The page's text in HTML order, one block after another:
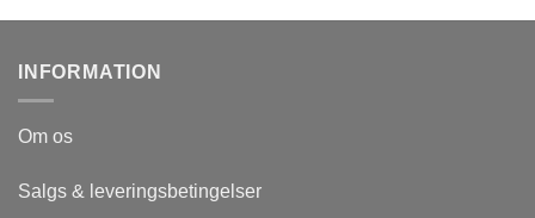
INFORMATION
Om os
Salgs & leveringsbetingelser